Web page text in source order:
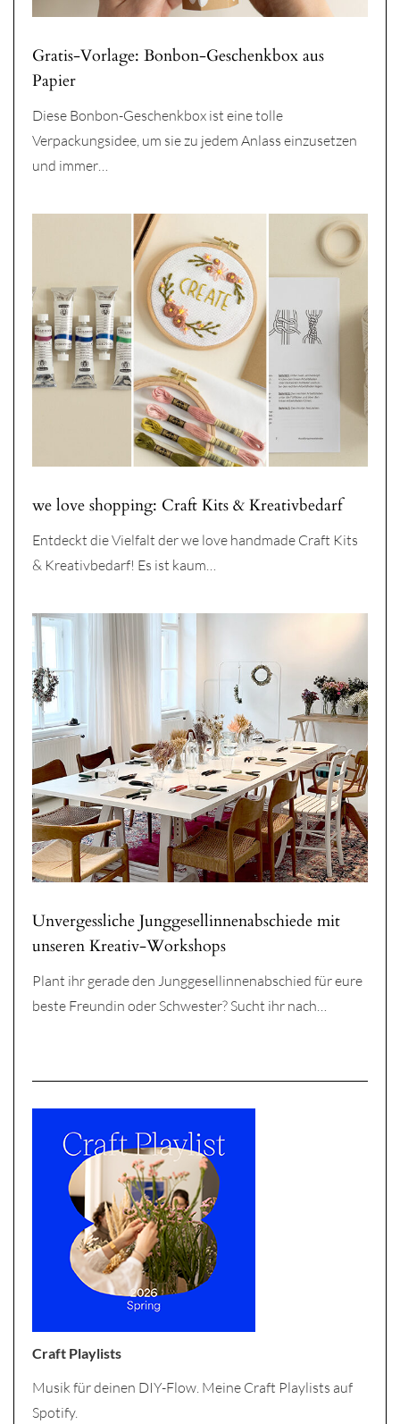
Gratis-Vorlage: Bonbon-Geschenkbox aus
Papier
Diese Bonbon-Geschenkbox ist eine tolle
Verpackungsidee, um sie zu jedem Anlass einzusetzen
und immer…
we love shopping: Craft Kits & Kreativbedarf
Entdeckt die Vielfalt der we love handmade Craft Kits
& Kreativbedarf! Es ist kaum…
Unvergessliche Junggesellinnenabschiede mit
unseren Kreativ-Workshops
Plant ihr gerade den Junggesellinnenabschied für eure
beste Freundin oder Schwester? Sucht ihr nach…
Craft Playlists
Musik für deinen DIY-Flow. Meine Craft Playlists auf
Spotify.